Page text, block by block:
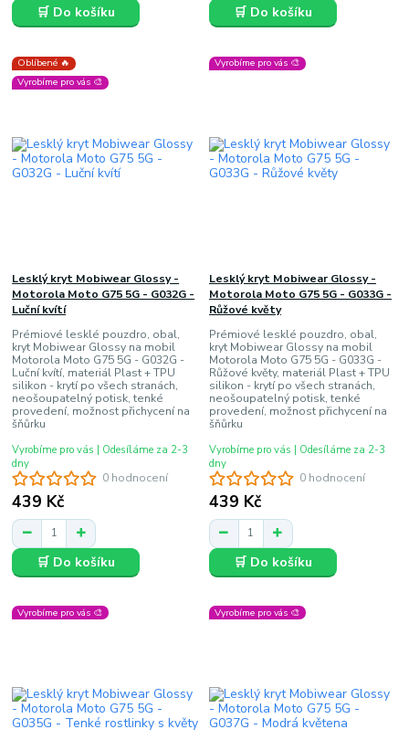
🛒 Do košíku 🛒 Do košíku
Oblíbené 🔥
Vyrobíme pro vás 🎨
0 hodnocení
Lesklý kryt Mobiwear Glossy -
Motorola Moto G75 5G - G032G -
Luční kvítí
Prémiové lesklé pouzdro, obal,
kryt Mobiwear Glossy na mobil
Motorola Moto G75 5G - G032G -
Luční kvítí, materiál Plast + TPU
silikon - krytí po všech stranách,
neošoupatelný potisk, tenké
provedení, možnost přichycení na
šňůrku
439 Kč
Vyrobíme pro vás | Odesíláme za 2-3
dny
🛒 Do košíku
Vyrobíme pro vás 🎨
0 hodnocení
Lesklý kryt Mobiwear Glossy -
Motorola Moto G75 5G - G033G -
Růžové květy
Prémiové lesklé pouzdro, obal,
kryt Mobiwear Glossy na mobil
Motorola Moto G75 5G - G033G -
Růžové květy, materiál Plast + TPU
silikon - krytí po všech stranách,
neošoupatelný potisk, tenké
provedení, možnost přichycení na
šňůrku
439 Kč
Vyrobíme pro vás | Odesíláme za 2-3
dny
🛒 Do košíku
Vyrobíme pro vás 🎨 Vyrobíme pro vás 🎨